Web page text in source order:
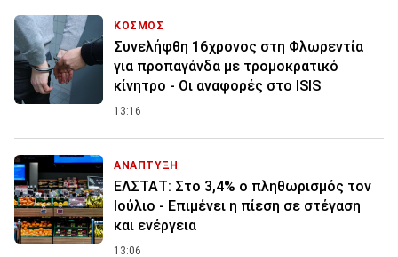
ΚΟΣΜΟΣ
Συνελήφθη 16χρονος στη Φλωρεντία
για προπαγάνδα με τρομοκρατικό
κίνητρο - Οι αναφορές στο ISIS
13:16
ΑΝΑΠΤΥΞΗ
ΕΛΣΤΑΤ: Στο 3,4% ο πληθωρισμός τον
Ιούλιο - Επιμένει η πίεση σε στέγαση
και ενέργεια
13:06